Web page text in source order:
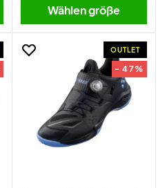
Wählen größe
OUTLET
- 47%